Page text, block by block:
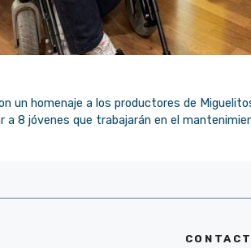
un homenaje a los productores de
a 8 jóvenes que trabajarán en el